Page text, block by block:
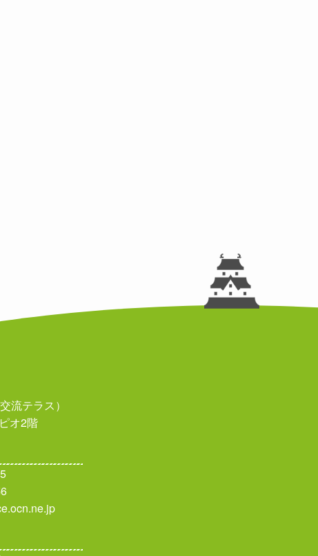
流テラス）
オ2階